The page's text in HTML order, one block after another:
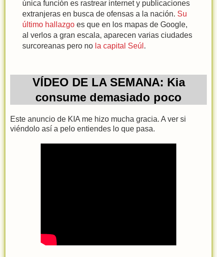
única función es rastrear internet y publicaciones
extranjeras en busca de ofensas a la nación. Su
último hallazgoes que en los mapas de Google,
al verlos a gran escala, aparecen varias ciudades
surcoreanas pero no la capital Seúl .
VÍDEO DE LA SEMANA: Kia
consume demasiado poco
Este anuncio de KIA me hizo mucha gracia. A ver si
viéndolo así a pelo entiendes lo que pasa.